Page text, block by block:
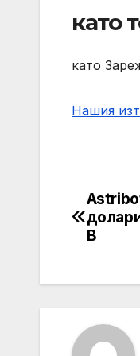
като
като
Нашия
Post
B